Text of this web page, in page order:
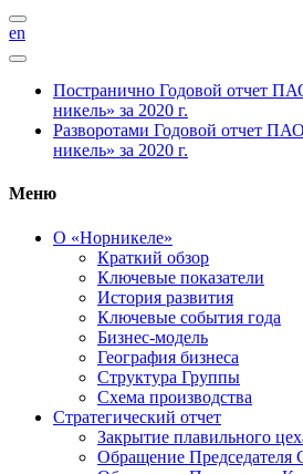
en
Постранично Годовой отчет
никель» за 2020 г.
Разворотами Годовой отчет
никель» за 2020 г.
Меню
О «Норникеле»
Краткий обзор
Ключевые показатели
История развития
Ключевые события года
Бизнес-модель
География бизнеса
Структура Группы
Схема производства
Стратегический отчет
Закрытие плавильного
Обращение Председателя